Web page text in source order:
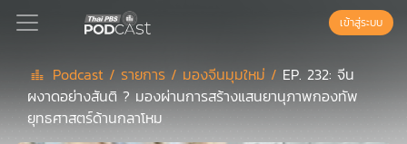
Podcast
เข้าสู่ระบบ
Podcast / รายการ / มองจีนมุมใหม่ / EP. 232: จีน
ผงาดอย่างสันติ ? มองผ่านการสร้างแสนยานุภาพกองทัพ
ยุทธศาสตร์ด้านกลาโหม